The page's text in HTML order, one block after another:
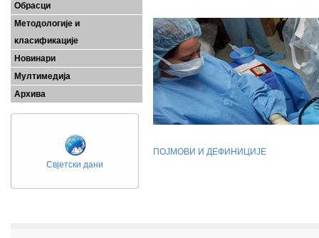
Обрасци
Методологије и
класификације
Новинари
Мултимедија
Архива
Свјетски дани
ПОЈМОВИ И ДЕФИНИЦИЈЕ